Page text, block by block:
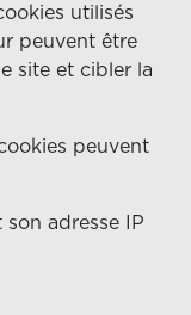
utilisés
peuvent être
site et cibler la
peuvent
adresse IP